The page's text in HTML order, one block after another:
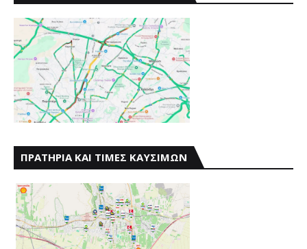
ΠΡΑΤΗΡΙΑ ΚΑΙ ΤΙΜΕΣ ΚΑΥΣΙΜΩΝ